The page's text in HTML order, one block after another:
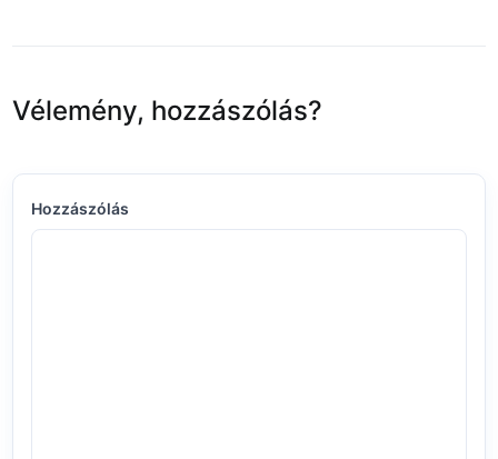
Vélemény, hozzászólás?
Hozzászólás